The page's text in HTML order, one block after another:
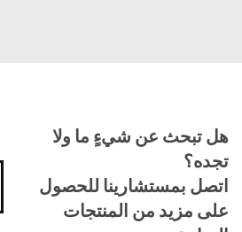
هل تبحث عن شيءٍ ما ولا
تجده؟
اتصل بمستشارينا للحصول
على مزيد من المنتجات